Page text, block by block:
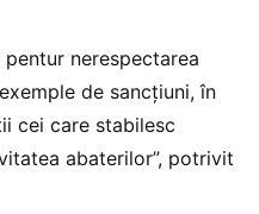
nerespectarea
de sancțiuni, în
cei care stabilesc
abaterilor”, potrivit